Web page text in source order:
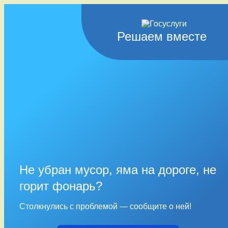
Решаем вместе
Не убран мусор, яма на дороге, не
горит фонарь?
Столкнулись с проблемой — сообщите о ней!